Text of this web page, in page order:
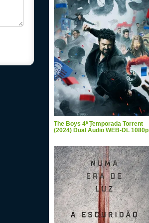
The Boys 4ª Temporada Torrent
(2024) Dual Áudio WEB-DL 1080p